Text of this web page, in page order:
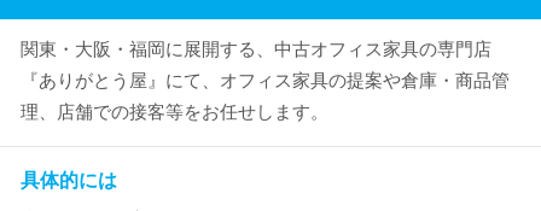
関東・大阪・福岡に展開する、中古オフィス家具の専門店
『ありがとう屋』にて、オフィス家具の提案や倉庫・商品管
理、店舗での接客等をお任せします。
具体的には